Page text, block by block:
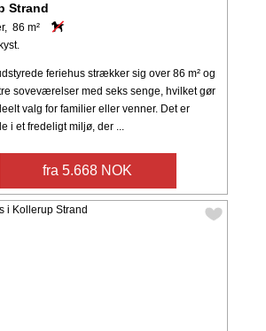
Strand
86 m²
feriehus strækker sig over 86 m² og
soveværelser med seks senge, hvilket gør
valg for familier eller venner. Det er
i et fredeligt miljø, der ...
fra 5.668 NOK